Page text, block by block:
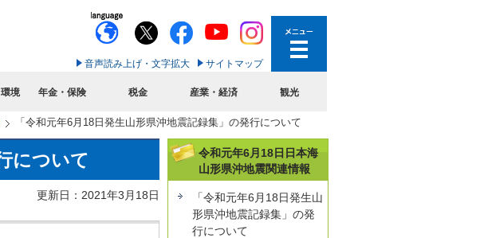
音声読み上げ・文字拡大 サイトマップ
境 年金・保険 税金 産業・経済 観光
「令和元年6月18日発生山形県沖地震記録集」の発行について
について
更新日：2021年3月18日
令和元年6月18日日本海
山形県沖地震関連情報
「令和元年6月18日発生山
形県沖地震記録集」の発
行について